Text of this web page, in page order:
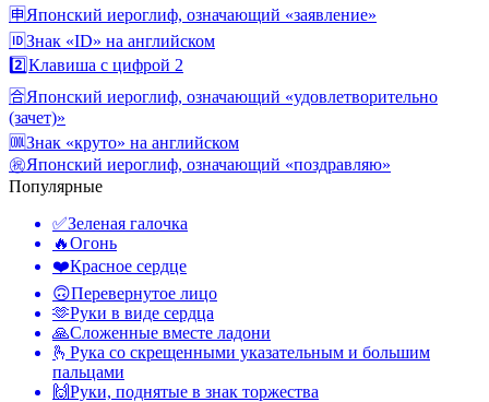
🈸 Японский иероглиф, означающий «заявление»
🆔Знак «ID» на английском
2️⃣Клавиша с цифрой 2
🈴Японский иероглиф, означающий «удовлетворительно
(зачет)»
🆒Знак «круто» на английском
㊗️Японский иероглиф, означающий «поздравляю»
Популярные
✅Зеленая галочка
🔥Огонь
❤️Красное сердце
🙃Перевернутое лицо
🫶Руки в виде сердца
🙏Сложенные вместе ладони
🫰 Рука со скрещенными указательным и большим
пальцами
🙌Руки, поднятые в знак торжества